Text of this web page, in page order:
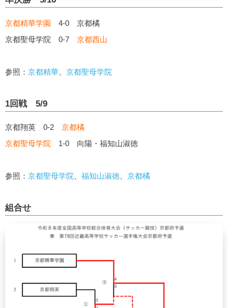
京都精華学園 4-0 京都橘
京都聖母学院 0-7 京都西山
参照： 京都精華 京都聖母学院
1回戦 5/9
京都翔英 0-2 京都橘
京都聖母学院 1-0 向陽・福知山淑徳
参照： 京都聖母学院 福知山淑徳 京都橘
組合せ